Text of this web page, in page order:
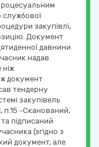
службової
закупівлі,
Документ
давнини
надав
ніж
документ
тендерну
закупівель
п.15 -Сканований,
підписаний
(згідно з
документ, але